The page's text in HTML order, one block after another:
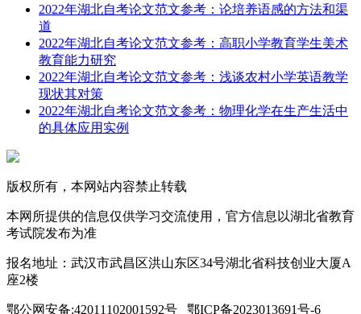
2022年湖北自考论文范文参考：论培养语感的方法和渠
道
2022年湖北自考论文范文参考：高职小学教育学生美术
教育能力研究
2022年湖北自考论文范文参考：浅谈农村小学英语教学
现状其对策
2022年湖北自考论文范文参考：物理化学在生产生活中
的具体应用实例
版权所有，本网站内容禁止转载
本网所提供的信息仅供学习交流使用，官方信息以湖北省教育
考试院发布为准
报名地址：武汉市武昌区洪山东区34号湖北省科技创业大厦A
座2楼
鄂公网安备:42011102001592号 鄂ICP备2023013691号-6